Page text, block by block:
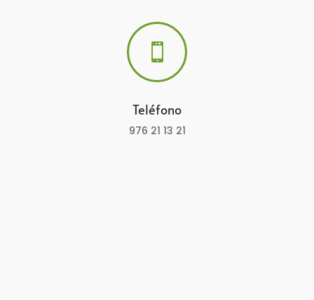

Teléfono
976 21 13 21